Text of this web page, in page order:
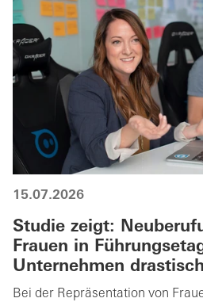
15.07.2026
Studie zeigt:
Frauen in
Unternehmen
Bei der Repräsentation von